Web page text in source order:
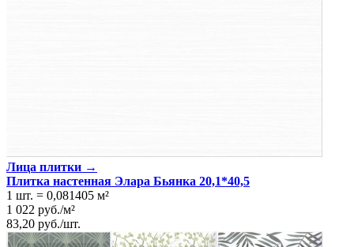
Лица плитки →
Плитка настенная Элара Бьянка 20,1*40,5
1 шт. = 0,081405 м²
1 022 руб./м²
83,20 руб./шт.